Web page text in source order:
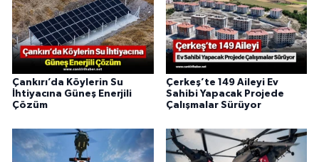
Çankırı’da Köylerin Su
İhtiyacına Güneş Enerjili
Çözüm
Çerkeş’te 149 Aileyi Ev
Sahibi Yapacak Projede
Çalışmalar Sürüyor